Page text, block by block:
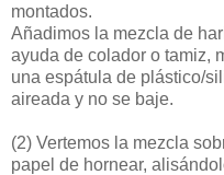
montados.
Añadimos la mezcla de
ayuda de colador o tamiz,
una espátula de plástico/
aireada y no se baje.
(2) Vertemos la mezcla
papel de hornear,